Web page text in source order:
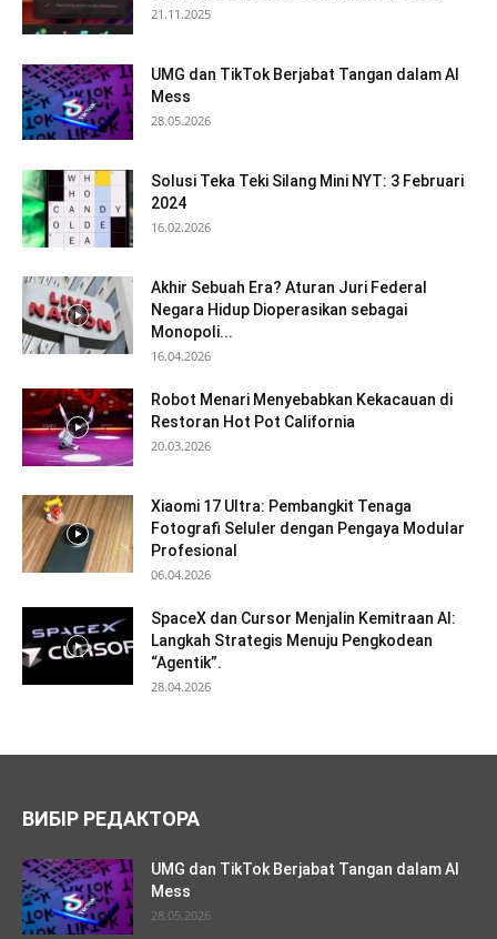
21.11.2025
UMG dan TikTok Berjabat Tangan dalam AI
Mess
28.05.2026
Solusi Teka Teki Silang Mini NYT: 3 Februari
2024
16.02.2026
Akhir Sebuah Era? Aturan Juri Federal
Negara Hidup Dioperasikan sebagai
Monopoli...
16.04.2026
Robot Menari Menyebabkan Kekacauan di
Restoran Hot Pot California
20.03.2026
Xiaomi 17 Ultra: Pembangkit Tenaga
Fotografi Seluler dengan Pengaya Modular
Profesional
06.04.2026
SpaceX dan Cursor Menjalin Kemitraan AI:
Langkah Strategis Menuju Pengkodean
“Agentik”.
28.04.2026
ВИБІР РЕДАКТОРА
UMG dan TikTok Berjabat Tangan dalam AI
Mess
28.05.2026